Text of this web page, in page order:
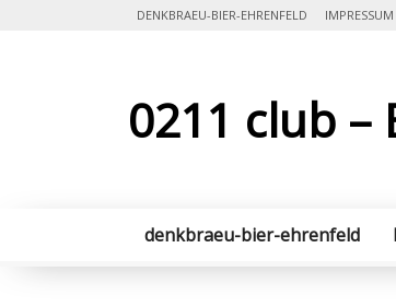
DENKBRAEU-BIER-EHRENFELD IMPRESSUM
0211 club –
denkbraeu-bier-ehrenfeld